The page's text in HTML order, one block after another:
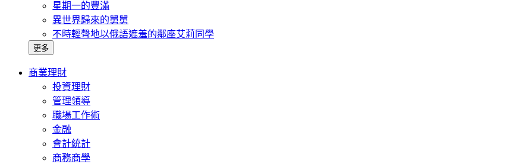
星期一的豐滿
異世界歸來的舅舅
不時輕聲地以俄語遮羞的鄰座艾莉同學
更多
商業理財
投資理財
管理領導
職場工作術
金融
會計統計
商務商學